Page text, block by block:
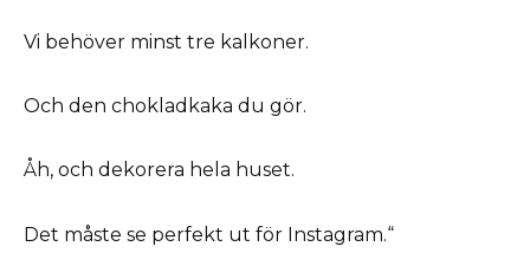
Vi behöver minst tre kalkoner.
Och den chokladkaka du gör.
Åh, och dekorera hela huset.
Det måste se perfekt ut för Instagram.“